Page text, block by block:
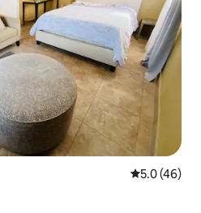
從 46 則評
5.0 (46)